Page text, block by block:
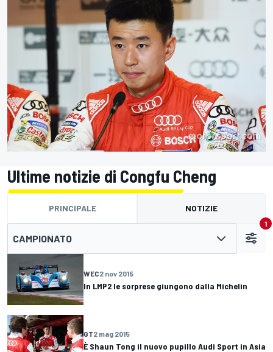
Ultime notizie di Congfu Cheng
PRINCIPALE NOTIZIE
CAMPIONATO
1
WEC2 nov 2015
In LMP2 le sorprese giungono dalla Michelin
GT2 mag 2015
È Shaun Tong il nuovo pupillo Audi Sport in Asia